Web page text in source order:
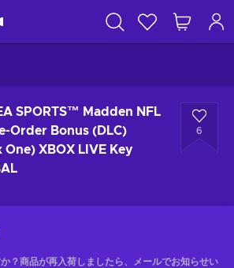
SPORTS™ Madden NFL
Order Bonus (DLC)
One) XBOX LIVE Key
6
？商品が再入荷しましたら、メールでお知らせい